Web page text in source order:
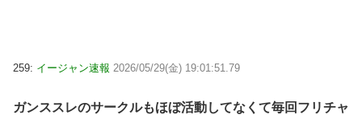
259: イージャン速報 2026/05/29(金) 19:01:51.79
ガンススレのサークルもほぼ活動してなくて毎回フリチャ